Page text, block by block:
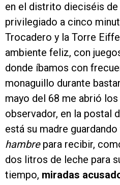
en el distrito dieciséis de
privilegiado a cinco
Trocadero y la Torre
ambiente feliz, con
donde íbamos con
monaguillo durante
mayo del 68 me abrió
observador, en la postal
está su madre
hambrepara recibir,
dos litros de leche para
tiempo, miradas